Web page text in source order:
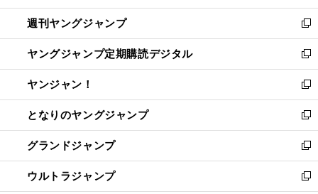
開
く
ウ
で
開
く
ン
ド
ウ
で
開
く
ウ
ィ
ン
ド
ウ
で
開
く
週刊ヤングジャンプ
新
し
い
ウ
ィ
ン
ド
ウ
で
開
く
ヤングジャンプ定期購読デジタル
新
し
い
ウ
ィ
ン
ド
ウ
で
開
ヤンジャン！
新
し
い
ウ
ィ
ン
ド
となりのヤングジャンプ
新
し
い
ウ
ィ
グランドジャンプ
新
し
い
ウルトラジャンプ
新